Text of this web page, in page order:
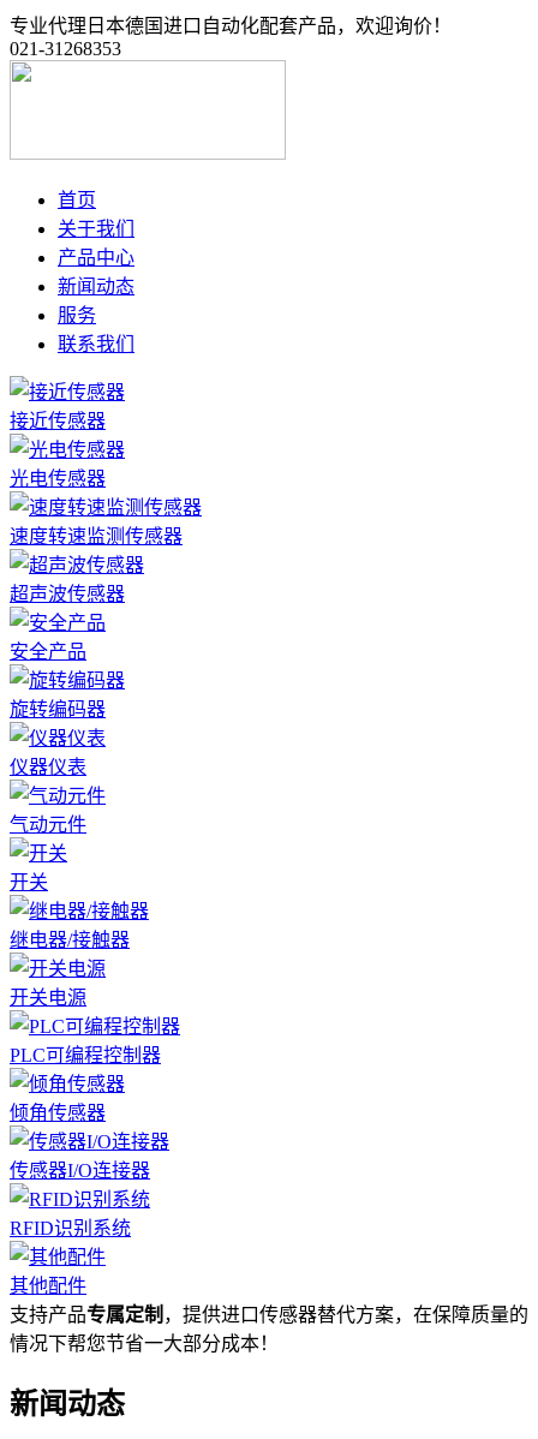
专业代理日本德国进口自动化配套产品，欢迎询价！
021-31268353
首页
关于我们
产品中心
新闻动态
服务
联系我们
接近传感器
光电传感器
速度转速监测传感器
超声波传感器
安全产品
旋转编码器
仪器仪表
气动元件
开关
继电器/接触器
开关电源
PLC可编程控制器
倾角传感器
传感器I/O连接器
RFID识别系统
其他配件
支持产品专属定制 ，提供进口传感器替代方案，在保障质量的
情况下帮您节省一大部分成本！
新闻动态